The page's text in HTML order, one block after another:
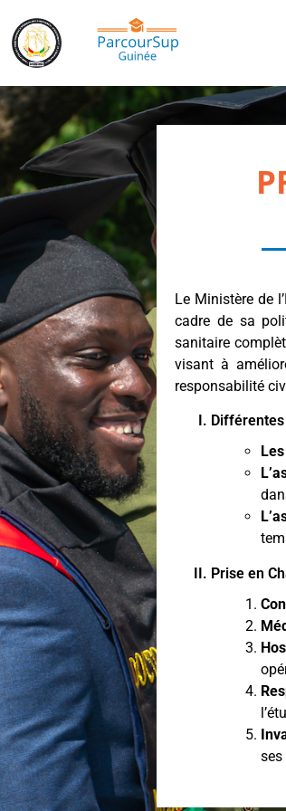
Le Ministère de
cadre de sa
sanitaire
visant à
responsabilité
Prise en
ses